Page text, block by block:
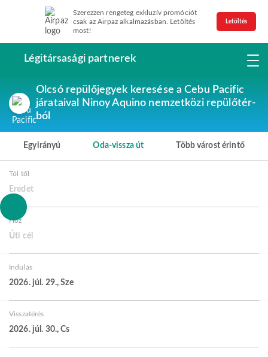
Szerezzen rengeteg exkluzív promóciót
csak az Airpaz alkalmazásban. Letöltés
most!
Letöltés
Légitársasági partnerek
Olcsó repülőjegyek keresése a Cebu Pacific
járataival Ninoy Aquino nemzetközi repülőtér-
ból
Egyirányú Oda-vissza út Több várost érintő
Tól től
Eredet
Hoz
Úti cél
Indulás
2026. júl. 29., Sze
Visszatérés
2026. júl. 30., Cs